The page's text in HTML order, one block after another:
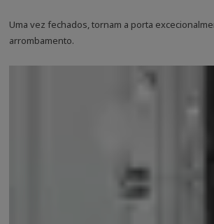
Uma vez fechados, tornam a porta
arrombamento.